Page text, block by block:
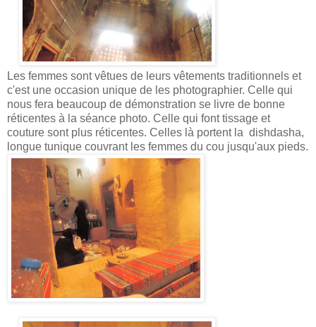
Les femmes sont vêtues de leurs vêtements traditionnels et
c'est une occasion unique de les photographier. Celle qui
nous fera beaucoup de démonstration se livre de bonne
réticentes à la séance photo. Celle qui font tissage et
couture sont plus réticentes. Celles là portent la dishdasha,
longue tunique couvrant les femmes du cou jusqu'aux pieds.